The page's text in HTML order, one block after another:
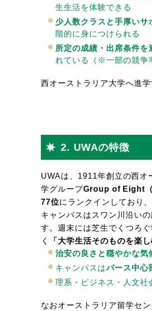
生生活を体験できる
少人数クラスと手厚いサ
階的に身につけられる
所定の成績・出席条件を
れている（※一部の競争
西オーストラリア大学へ進
2. UWAの特徴
UWAは、1911年創立の西オ
学グループGroup of Eight
77位にランクインしており
キャンパスはスワン川沿い
す。週末には芝生でくつろ
く
「大学生活そのものを楽
治安の良さと穏やかな気
キャンパスはパース中心
理系・ビジネス・人文社
なおオーストラリア留学セ